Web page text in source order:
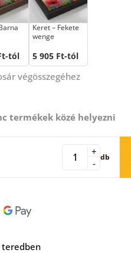
tól
Keret – Fekete
wenge
5 905 Ft-tól
végösszegéhez
termékek közé helyezni
-
+ db
teredben